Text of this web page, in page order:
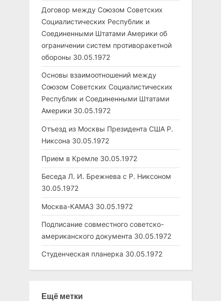
Договор между Союзом Советских
Социалистических Республик и
Соединенными Штатами Америки об
ограничении систем противоракетной
обороны 30.05.1972
Основы взаимоотношений между
Союзом Советских Социалистических
Республик и Соединенными Штатами
Америки 30.05.1972
Отъезд из Москвы Президента США Р.
Никсона 30.05.1972
Прием в Кремле 30.05.1972
Беседа Л. И. Брежнева с Р. Никсоном
30.05.1972
Москва-КАМАЗ 30.05.1972
Подписание совместного советско-
американского документа 30.05.1972
Студенческая планерка 30.05.1972
Ещё метки